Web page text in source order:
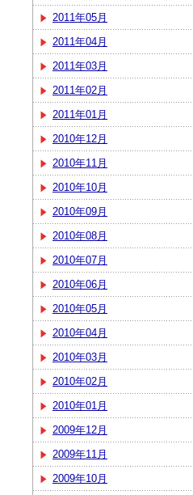
2011年05月
2011年04月
2011年03月
2011年02月
2011年01月
2010年12月
2010年11月
2010年10月
2010年09月
2010年08月
2010年07月
2010年06月
2010年05月
2010年04月
2010年03月
2010年02月
2010年01月
2009年12月
2009年11月
2009年10月